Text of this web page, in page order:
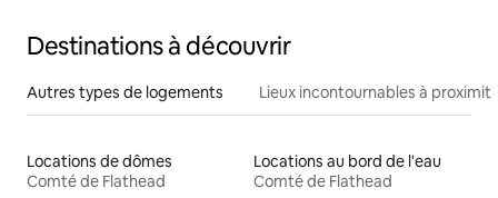
Destinations à découvrir
Autres types de logements Lieux incontournables à
Locations de dômes
Comté de Flathead
Locations au bord de l'eau
Comté de Flathead